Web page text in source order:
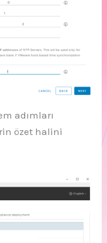
adımları
özet halini